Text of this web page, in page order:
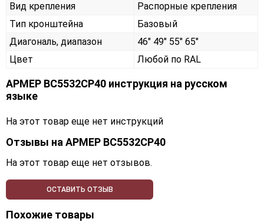
Вид крепления
Распорные крепления
Тип кронштейна
Базовый
Диагональ, диапазон
46" 49" 55" 65"
Цвет
Любой по RAL
АРМЕР ВС5532СР40 инструкция на русском
языке
На этот товар еще нет инструкций
Отзывы наАРМЕР ВС5532СР40
На этот товар еще нет отзывов.
ОСТАВИТЬ ОТЗЫВ
Похожие товары